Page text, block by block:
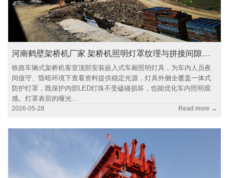
河南鹤壁架桥机厂家 架桥机照明灯罩纹理与拼接间隙设计
铁路车辆式架桥机客室顶部安装嵌入式车厢照明灯具，为车内人员夜
间值守、昏暗环境下查看资料提供稳定光源，灯具外侧全覆盖一体式
防护灯罩，既保护内部LED灯珠不受磕碰损坏，也能优化车内照明观
感。灯罩表层的哑光...
2026-05-28 Read more →